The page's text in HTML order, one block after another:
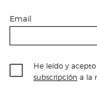
Email
He leído y acepto
subscripción a la